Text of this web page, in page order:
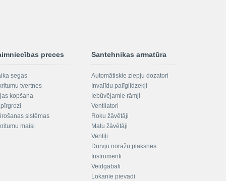
preces
segas
tvertnes
kopšana
sistēmas
maisi
Santehnikas armatūra
Automātiskie ziepju dozatori
Invalīdu palīglīdzekļi
Iebūvējamie rāmji
Ventilatori
Roku žāvētāji
Matu žāvētāji
Ventiļi
Durvju norāžu plāksnes
Instrumenti
Veidgabali
Lokanie pievadi